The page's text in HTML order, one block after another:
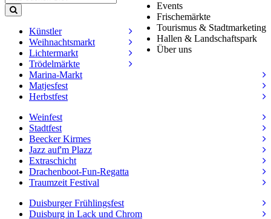
Events
Frischemärkte
Tourismus & Stadtmarketing
Hallen & Landschaftspark
Über uns
Künstler
Weihnachtsmarkt
Lichtermarkt
Trödelmärkte
Marina-Markt
Matjesfest
Herbstfest
Weinfest
Stadtfest
Beecker Kirmes
Jazz auf'm Plazz
Extraschicht
Drachenboot-Fun-Regatta
Traumzeit Festival
Duisburger Frühlingsfest
Duisburg in Lack und Chrom